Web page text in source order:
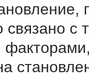
связано с